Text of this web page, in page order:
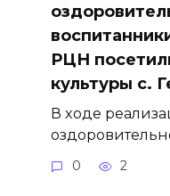
РЦН
культуры с.
В ходе
0 2